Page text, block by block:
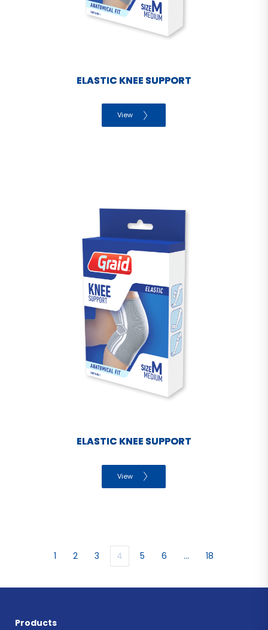
ELASTIC KNEE SUPPORT
View
ELASTIC KNEE SUPPORT
View
1 2 3 4 5 6 … 18
Products